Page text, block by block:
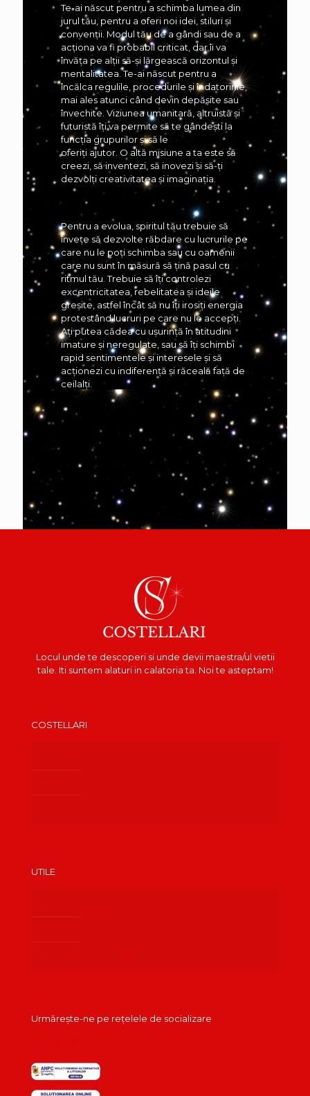
Te-ai născut pentru a schimba lumea din
jurul tău, pentru a oferi noi idei, stiluri și
convenții. Modul tău de a gândi sau de a
acționa va fi probabil criticat, dar îi va
învăța pe alții să-și lărgească orizontul și
mentalitatea. Te-ai născut pentru a
încălca regulile, procedurile și îndatoririle,
mai ales atunci când devin depășite sau
învechite. Viziunea umanitară, altruistă și
futuristă îți va permite să te gândești la
funcția grupurilor și să le
oferiți ajutor. O altă misiune a ta este să
creezi, să inventezi, să inovezi și să-ți
dezvolți creativitatea și imaginația.
Pentru a evolua, spiritul tău trebuie să
învețe să dezvolte răbdare cu lucrurile pe
care nu le poți schimba sau cu oamenii
care nu sunt în măsură să țină pasul cu
ritmul tău. Trebuie să îți controlezi
excentricitatea, rebelitatea și ideile
greșite, astfel încât să nu îți irosiți energia
protestând lucruri pe care nu le accepți.
Ați putea cădea cu ușurință în atitudini
imature și neregulate, sau să îți schimbi
rapid sentimentele și interesele și să
acționezi cu indiferență și răceală față de
ceilalți.
Locul unde te descoperi si unde devii maestra/ul vietii
tale. Iti suntem alaturi in calatoria ta. Noi te asteptam!
COSTELLARI
UTILE
Urmărește-ne pe rețelele de socializare